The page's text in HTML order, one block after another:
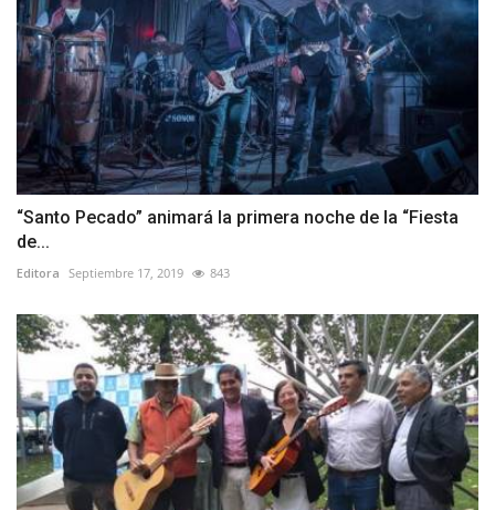
“Santo Pecado” animará la primera noche de la “Fiesta
de...
Editora Septiembre 17, 2019 843